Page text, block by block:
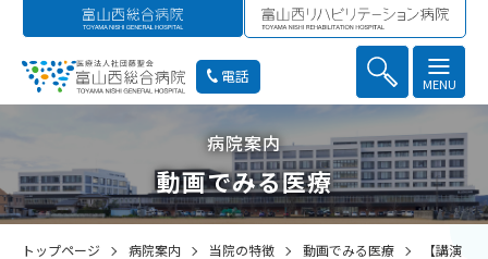
MENU
電話
病院案内
動画でみる医療
トップページ 病院案内 当院の特徴 動画でみる医療
【講演